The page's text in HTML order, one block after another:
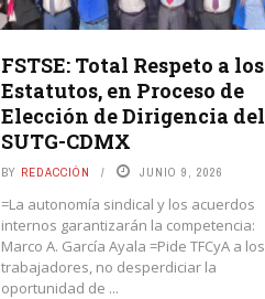
FSTSE: Total Respeto a los
Estatutos, en Proceso de
Elección de Dirigencia del
SUTG-CDMX
BY REDACCIÓN JUNIO 9, 2026
=La autonomía sindical y los acuerdos
internos garantizarán la competencia:
Marco A. García Ayala =Pide TFCyA a los
trabajadores, no desperdiciar la
oportunidad de ...